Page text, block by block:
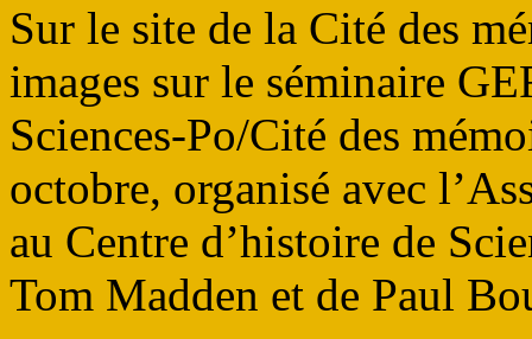
Sur le site de la Cité des
images sur le séminaire
Sciences-Po/Cité des
octobre, organisé avec
au Centre d’histoire de
Tom Madden et de Paul